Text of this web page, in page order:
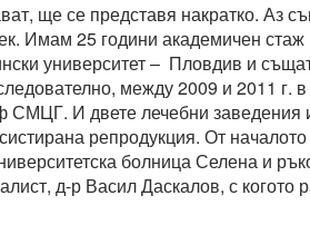
ще се представя накратко. Аз
Имам 25 години академичен стаж
университет – Пловдив и
между 2009 и 2011
И двете лечебни заведения
репродукция. От
болница Селена и
д-р Васил Даскалов, с когото